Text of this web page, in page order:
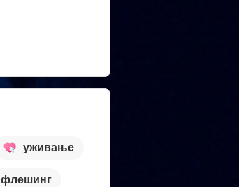
уживање
флешинг